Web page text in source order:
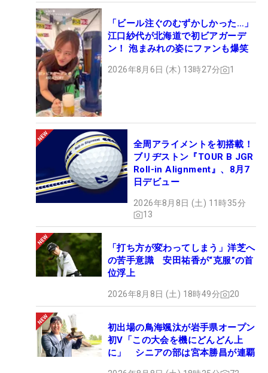
「ビール注ぐのむずかしかった…」
江口紗代が北海道で初ビアガーデ
ン！ 泡まみれの姿にファンも爆笑
2026年8月6日 (木) 13時27分 1
全周アライメントを初搭載！
ブリヂストン『TOUR B JGR
Roll-in Alignment』、8月7
日デビュー
2026年8月8日 (土) 11時35分
13
「打ち方が変わってしまう」洋芝へ
の苦手意識 安田祐香が“克服”の首
位浮上
2026年8月8日 (土) 18時49分 20
初出場の鳥海颯汰が岩手県オープン
初V「この大会を機にどんどん上
に」 シニアの部は宮本勝昌が連覇